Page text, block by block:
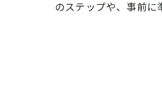
のステップや、事前に